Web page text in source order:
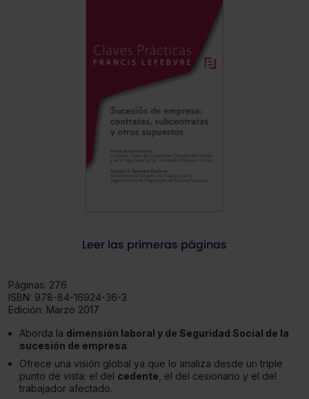
Leer las primeras páginas
Páginas: 276
ISBN: 978-84-16924-36-3
Edición: Marzo 2017
Aborda la dimensión laboral y de Seguridad Social de la
sucesión de empresa.
Ofrece una visión global ya que lo analiza desde un triple
punto de vista: el del cedente , el del cesionario y el del
trabajador afectado.